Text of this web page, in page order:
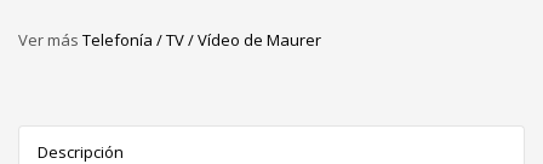
Ver más Telefonía / TV / Vídeo de Maurer
Descripción